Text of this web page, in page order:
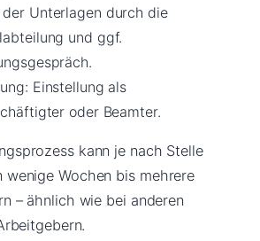
der Unterlagen durch die
und ggf.
Einstellung als
oder Beamter.
kann je nach Stelle
wenige Wochen bis mehrere
– ähnlich wie bei anderen